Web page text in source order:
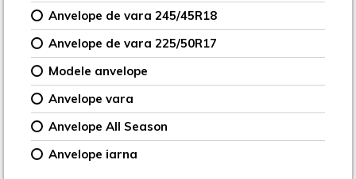
Anvelope de vara 245/45R18
Anvelope de vara 225/50R17
Modele anvelope
Anvelope vara
Anvelope All Season
Anvelope iarna